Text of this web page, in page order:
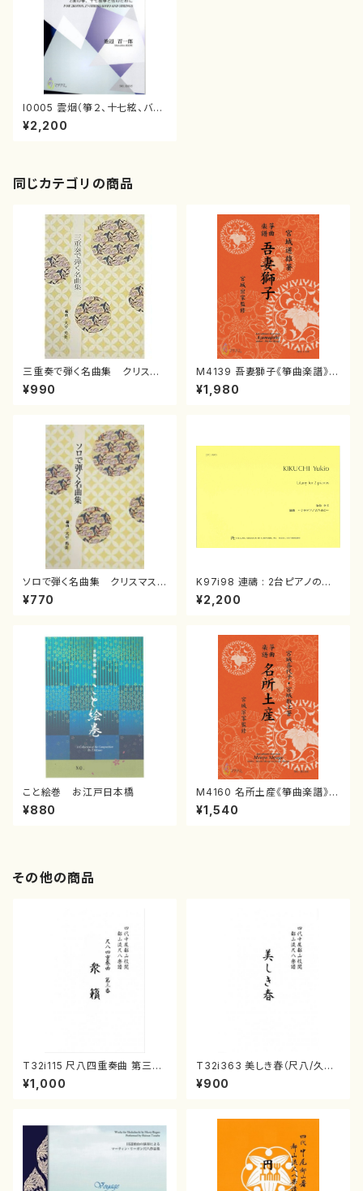
I0005 雲烟（箏２、十七絃、バイ
オリン、ビオラ、チェロ、コントラ
バス/池辺晋一郎/楽譜）
¥2,200
同じカテゴリの商品
三重奏で弾く名曲集 クリスマ
スメドレー( 箏2/大平光美 編
曲/楽譜）
¥990
M4139 吾妻獅子《箏曲楽譜》
（箏/宮城道雄著・宮城宗家監修/
箏曲古典楽譜）
¥1,980
ソロで弾く名曲集 クリスマス・
イブ／恋人がサンタクロース(
箏独奏 /大平光美 編曲/楽
¥770
K97i98 連禱 : 2台ピアノのた
めの（2 Pianos / 菊池 幸夫 /
楽譜）
¥2,200
こと絵巻 お江戸日本橋
¥880
M4160 名所土産《箏曲楽譜》
（箏/宮城喜代子・宮城数江著・
宮城宗家監修/箏曲古典楽譜）
¥1,540
その他の商品
T32i115 尺八四重奏曲 第三番
衆籟（尺八/初代 山本邦山/尺
八/都山式譜）都山流公刊楽譜曲
¥1,000
T32i363 美しき春（尺八/久本
玄智/楽譜）都山流公刊楽譜曲
番:2068
¥900